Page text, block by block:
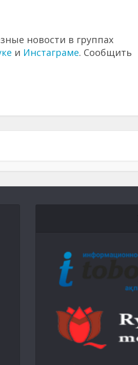
новости в группах
и Инстаграме. Сообщить